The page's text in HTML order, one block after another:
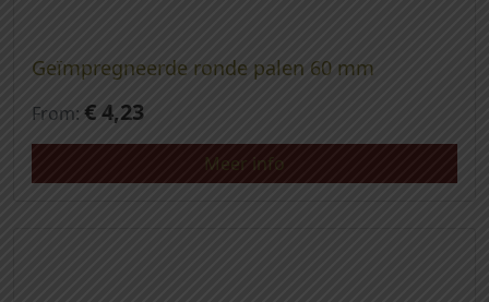
Geïmpregneerde ronde palen 60 mm
From: €4,23
Meer info